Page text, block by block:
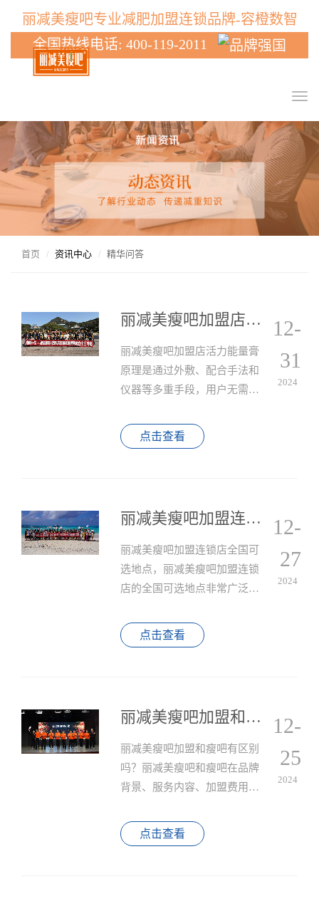
丽减美瘦吧专业减肥加盟连锁品牌-容橙数智
全国热线电话: 400-119-2011
T
g
g
n
v
首页 资讯中心 精华问答
丽减美瘦吧加盟店活力能量膏原理？
丽减美瘦吧加盟店活力能量膏
原理是通过外敷、配合手法和
仪器等多重手段，用户无需进
就能实现轻松减肥。这种创新
的减肥方案不仅注重脂肪的分
点击查看
12-
31
2024
丽减美瘦吧加盟连锁店全国可选地点
丽减美瘦吧加盟连锁店全国可
选地点，丽减美瘦吧加盟连锁
店的全国可选地点非常广泛，
根据个人需求和市场情况选择
合适的地点进行加盟。
点击查看
12-
27
2024
丽减美瘦吧加盟和瘦吧有区别吗？
丽减美瘦吧加盟和瘦吧有区别
吗？丽减美瘦吧和瘦吧在品牌
背景、服务内容、加盟费用以
的区别，在市场上也赢得了良
好的口碑。
点击查看
12-
25
2024